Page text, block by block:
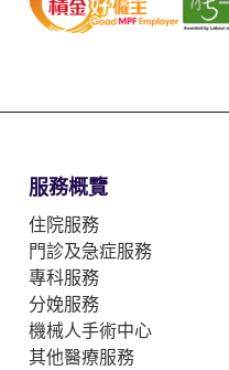
服務概覽
住院服務
門診及急症服務
專科服務
分娩服務
機械人手術中心
其他醫療服務